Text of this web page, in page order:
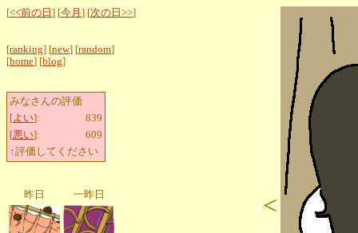
[<<前の日 ] [今月 ] [次の日>>]
[ranking] [new] [random]
[home] [blog]
みなさんの評価
[よい]:
839
[悪い]:
609
↑評価してください
昨日 一昨日 <